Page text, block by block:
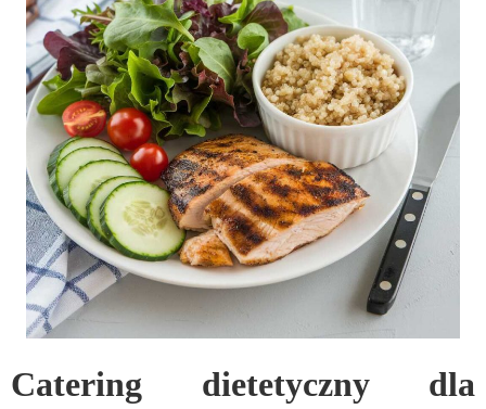
Catering dietetyczny dla